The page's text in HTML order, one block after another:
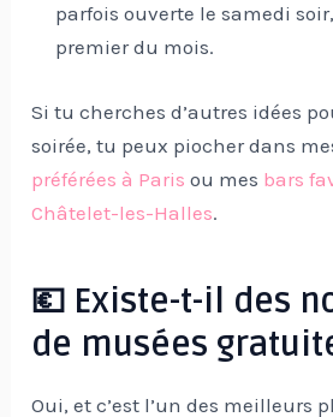
parfois ouverte le samedi
premier du mois.
Si tu cherches d’autres idées
soirée, tu peux piocher dans
préférées à Paris ou mes bars
Châtelet-les-Halles.
💶 Existe-t-il des
de musées
Oui, et c’est l’un des meilleurs